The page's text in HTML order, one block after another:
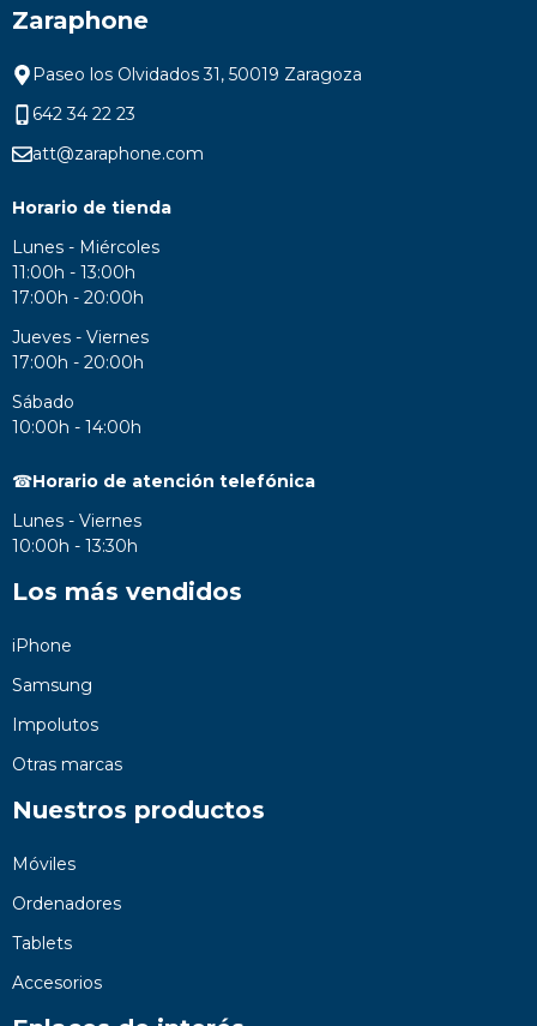
Zaraphone
Paseo los Olvidados 31, 50019 Zaragoza
642 34 22 23
att@zaraphone.com
Horario de tienda
Lunes - Miércoles
11:00h - 13:00h
17:00h - 20:00h
Jueves - Viernes
17:00h - 20:00h
Sábado
10:00h - 14:00h
☎Horario de atención telefónica
Lunes - Viernes
10:00h - 13:30h
Los más vendidos
iPhone
Samsung
Impolutos
Otras marcas
Nuestros productos
Móviles
Ordenadores
Tablets
Accesorios